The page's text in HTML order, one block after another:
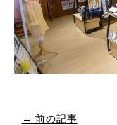
← 前の記事